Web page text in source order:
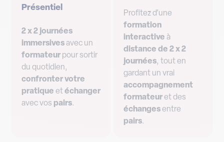
Présentiel
2 x 2 journées
immersivesavec un
formateur pour sortir
du quotidien,
confronter votre
pratique etéchanger
avec vos pairs.
Profitez d’une
formation
interactive à
distance de 2 x 2
journées, tout en
gardant un vrai
accompagnement
formateuret des
échangesentre
pairs.